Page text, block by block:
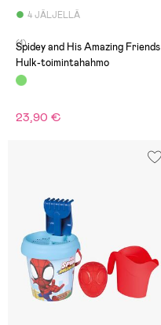
4 JÄLJELLÄ
(1)
Spidey and His Amazing Friends
Hulk-toimintahahmo
23,90 €